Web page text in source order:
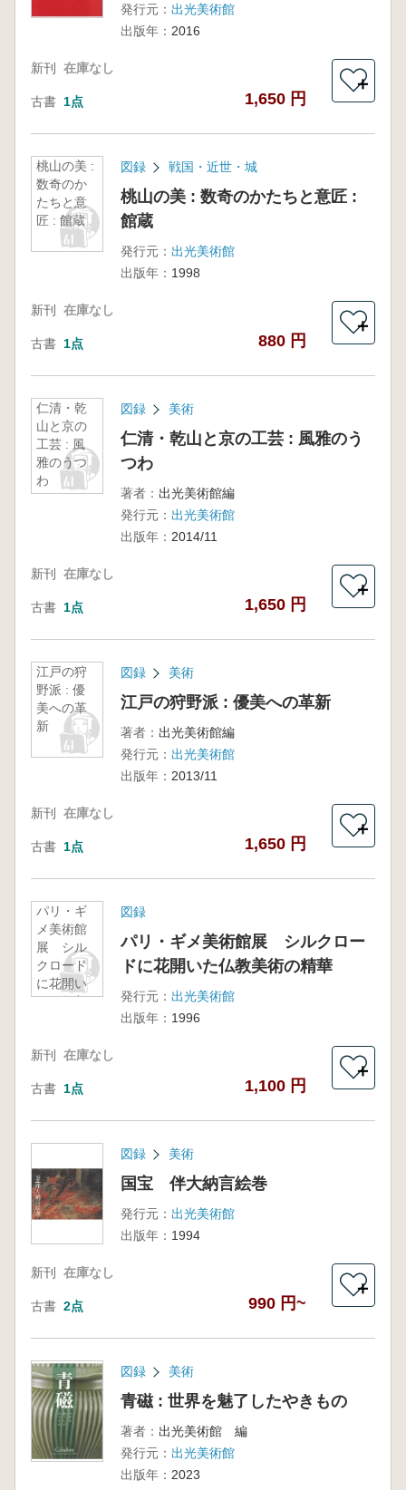
発行元： 出光美術館
出版年： 2016
新刊 在庫なし
古書 1点 1,650 円
＋
桃山の美 :
数奇のか
たちと意
匠 : 館蔵
図録 戦国・近世・城
桃山の美 : 数奇のかたちと意匠 :
館蔵
発行元： 出光美術館
出版年： 1998
新刊 在庫なし
古書 1点 880 円
＋
仁清・乾
山と京の
工芸 : 風
雅のうつ
わ
図録 美術
仁清・乾山と京の工芸 : 風雅のう
つわ
著者： 出光美術館編
発行元： 出光美術館
出版年： 2014/11
新刊 在庫なし
古書 1点 1,650 円
＋
江戸の狩
野派 : 優
美への革
新
図録 美術
江戸の狩野派 : 優美への革新
著者： 出光美術館編
発行元： 出光美術館
出版年： 2013/11
新刊 在庫なし
古書 1点 1,650 円
＋
パリ・ギ
メ美術館
展 シル
クロード
に花開い
た仏教美
図録
パリ・ギメ美術館展 シルクロー
ドに花開いた仏教美術の精華
発行元： 出光美術館
出版年： 1996
新刊 在庫なし
古書 1点 1,100 円
＋
図録 美術
国宝 伴大納言絵巻
発行元： 出光美術館
出版年： 1994
新刊 在庫なし
古書 2点 990 円~
＋
図録 美術
青磁 : 世界を魅了したやきもの
著者： 出光美術館 編
発行元： 出光美術館
出版年： 2023